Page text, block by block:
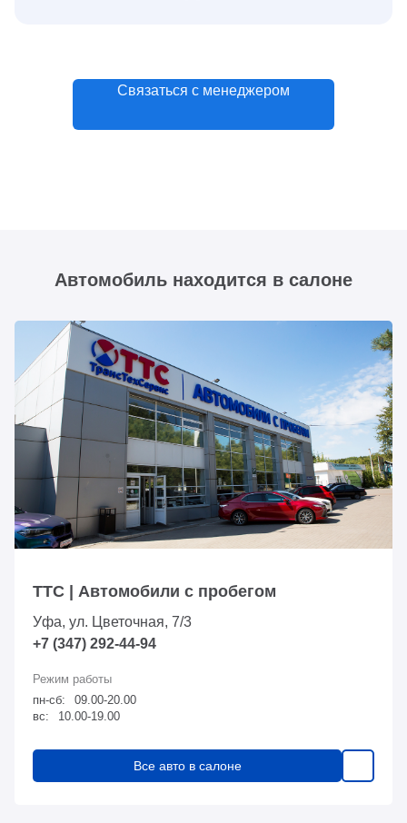
Связаться с менеджером
Автомобиль находится в салоне
ТТС | Автомобили с пробегом
Уфа, ул. Цветочная, 7/3
+7 (347) 292-44-94
пн-сб:
09.00-20.00
вс:
10.00-19.00
Все авто в салоне